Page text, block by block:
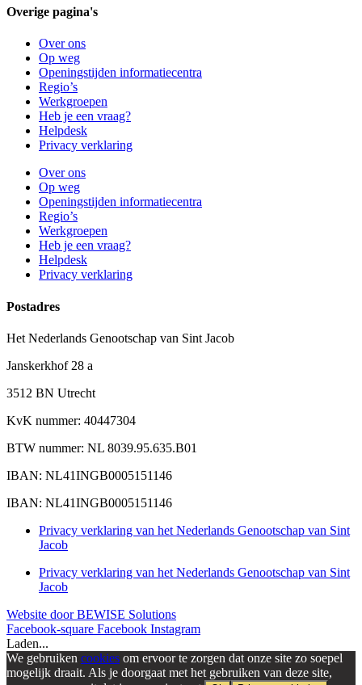
Overige pagina's
Over ons
Op weg
Openingstijden informatiecentra
Regio’s
Werkgroepen
Heb je een vraag?
Helpdesk
Privacy verklaring
Over ons
Op weg
Openingstijden informatiecentra
Regio’s
Werkgroepen
Heb je een vraag?
Helpdesk
Privacy verklaring
Postadres
Het Nederlands Genootschap van Sint Jacob
Janskerkhof 28 a
3512 BN Utrecht
KvK nummer: 40447304
BTW nummer: NL 8039.95.635.B01
IBAN: NL41INGB0005151146
IBAN: NL41INGB0005151146
Privacy verklaring van het Nederlands Genootschap van Sint
Jacob
Privacy verklaring van het Nederlands Genootschap van Sint
Jacob
Website door BEWISE Solutions
Facebook-square Facebook Instagram
Laden...
We gebruiken cookies om ervoor te zorgen dat onze site zo soepel
mogelijk draait. Als je doorgaat met het gebruiken van deze site,